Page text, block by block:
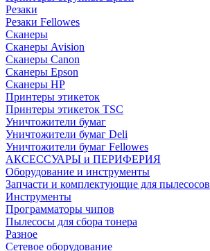
Резаки
Резаки Fellowes
Сканеры
Сканеры Avision
Сканеры Canon
Сканеры Epson
Сканеры HP
Принтеры этикеток
Принтеры этикеток TSC
Уничтожители бумаг
Уничтожители бумаг Deli
Уничтожители бумаг Fellowes
АКСЕССУАРЫ и ПЕРИФЕРИЯ
Оборудование и инструменты
Запчасти и комплектующие для пылесосов
Инструменты
Программаторы чипов
Пылесосы для сбора тонера
Разное
Сетевое оборудование